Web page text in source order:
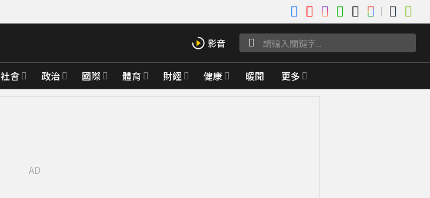
社會 政治 國際 體育 財經 健康 暖聞 更多